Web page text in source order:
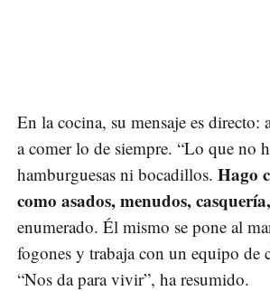
En la cocina, su mensaje es directo:
a comer lo de siempre. “Lo que no
hamburguesas ni bocadillos. Hago
como asados, menudos,
enumerado. Él mismo se pone al
fogones y trabaja con un equipo de
“Nos da para vivir”, ha resumido.